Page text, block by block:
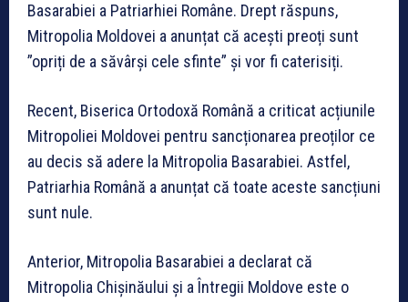
Basarabiei a Patriarhiei Române. Drept răspuns,
Mitropolia Moldovei a anunțat că acești preoți sunt
”opriți de a săvârși cele sfinte” și vor fi caterisiți.
Recent, Biserica Ortodoxă Română a criticat acțiunile
Mitropoliei Moldovei pentru sancționarea preoților ce
au decis să adere la Mitropolia Basarabiei. Astfel,
Patriarhia Română a anunțat că toate aceste sancțiuni
sunt nule.
Anterior, Mitropolia Basarabiei a declarat că
Mitropolia Chișinăului și a Întregii Moldove este o